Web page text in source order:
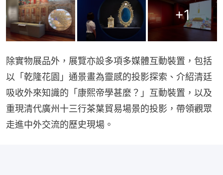
+1
除實物展品外，展覽亦設多項多媒體互動裝置，包括
以「乾隆花園」通景畫為靈感的投影探索、介紹清廷
吸收外來知識的「康熙帝學甚麼？」互動裝置，以及
重現清代廣州十三行茶葉貿易場景的投影，帶領觀眾
走進中外交流的歷史現場。